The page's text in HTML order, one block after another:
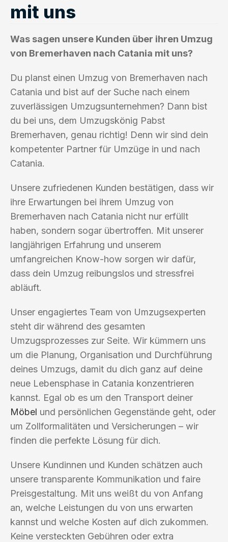
mit uns
Was sagen unsere Kunden über ihren Umzug
von Bremerhaven nach Catania mit uns?
Du planst einen Umzug von Bremerhaven nach
Catania und bist auf der Suche nach einem
zuverlässigen Umzugsunternehmen? Dann bist
du bei uns, dem Umzugskönig Pabst
Bremerhaven, genau richtig! Denn wir sind dein
kompetenter Partner für Umzüge in und nach
Catania.
Unsere zufriedenen Kunden bestätigen, dass wir
ihre Erwartungen bei ihrem Umzug von
Bremerhaven nach Catania nicht nur erfüllt
haben, sondern sogar übertroffen. Mit unserer
langjährigen Erfahrung und unserem
umfangreichen Know-how sorgen wir dafür,
dass dein Umzug reibungslos und stressfrei
abläuft.
Unser engagiertes Team von Umzugsexperten
steht dir während des gesamten
Umzugsprozesses zur Seite. Wir kümmern uns
um die Planung, Organisation und Durchführung
deines Umzugs, damit du dich ganz auf deine
neue Lebensphase in Catania konzentrieren
kannst. Egal ob es um den Transport deiner
Möbel und persönlichen Gegenstände geht, oder
um Zollformalitäten und Versicherungen – wir
finden die perfekte Lösung für dich.
Unsere Kundinnen und Kunden schätzen auch
unsere transparente Kommunikation und faire
Preisgestaltung. Mit uns weißt du von Anfang
an, welche Leistungen du von uns erwarten
kannst und welche Kosten auf dich zukommen.
Keine versteckten Gebühren oder extra